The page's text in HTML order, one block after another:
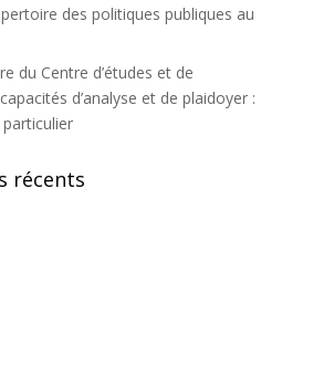
des politiques publiques au
du Centre d’études et de
d’analyse et de plaidoyer :
récents